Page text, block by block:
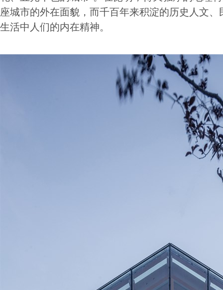
座城市的外在面貌，而千百年来积淀的历史人文
生活中人们的内在精神。